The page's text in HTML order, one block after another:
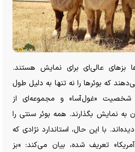
بز‌های عالی‌ای برای نمایش هستند.
که بوئر‌ها را نه تنها به دلیل طول
شخصیت «غول‌آسا» و مجموعه‌ای از
نمایش بگذارند. همه بوئر سنتی را
با این حال، استاندارد نژادی که
تعریف شده، بیان می‌کند: «بز